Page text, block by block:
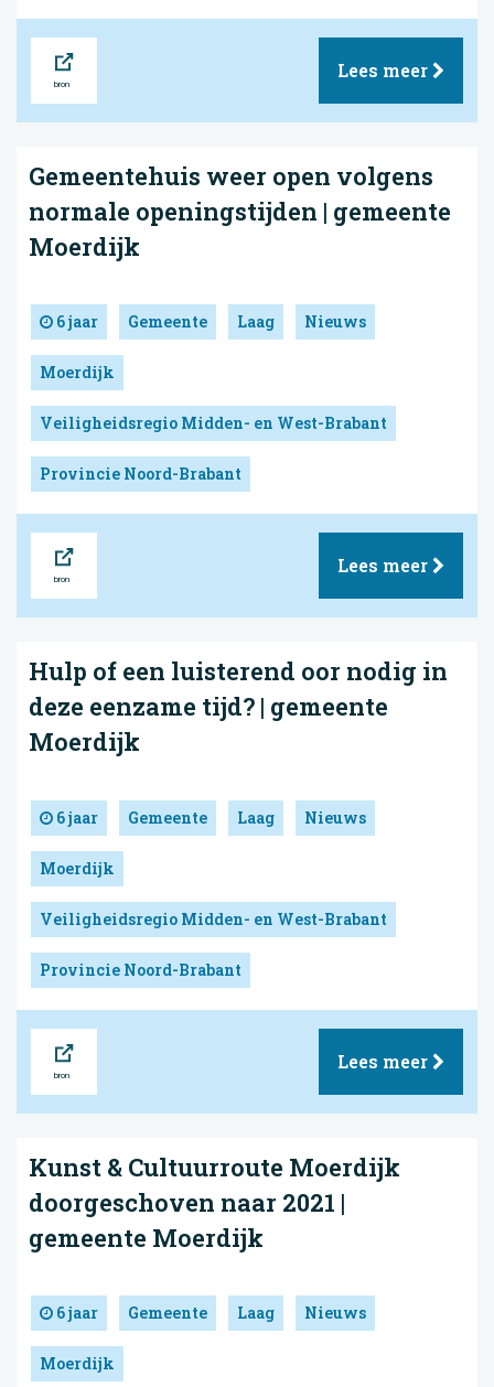
Lees meer
Gemeentehuis weer open volgens
normale openingstijden | gemeente
Moerdijk
6 jaar Gemeente Laag Nieuws
Moerdijk
Veiligheidsregio Midden- en West-Brabant
Provincie Noord-Brabant
Lees meer
Hulp of een luisterend oor nodig in
deze eenzame tijd? | gemeente
Moerdijk
6 jaar Gemeente Laag Nieuws
Moerdijk
Veiligheidsregio Midden- en West-Brabant
Provincie Noord-Brabant
Lees meer
Kunst & Cultuurroute Moerdijk
doorgeschoven naar 2021 |
gemeente Moerdijk
6 jaar Gemeente Laag Nieuws
Moerdijk